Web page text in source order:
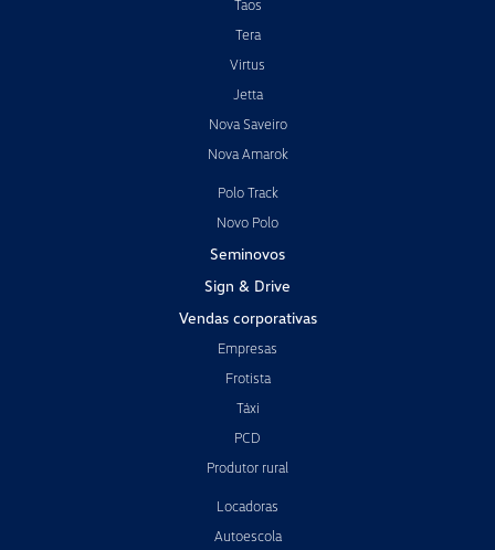
Taos
Tera
Virtus
Jetta
Nova Saveiro
Nova Amarok
Polo Track
Novo Polo
Seminovos
Sign & Drive
Vendas corporativas
Empresas
Frotista
Táxi
PCD
Produtor rural
Locadoras
Autoescola